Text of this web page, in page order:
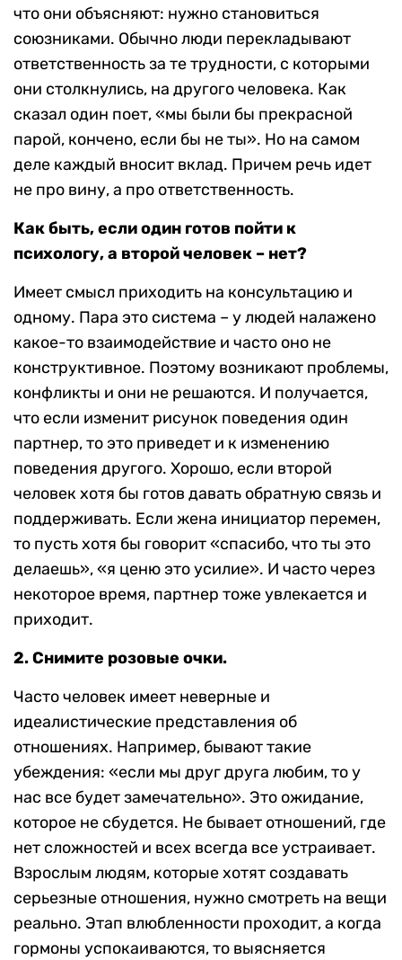
что они объясняют: нужно становиться
союзниками. Обычно люди перекладывают
ответственность за те трудности, с которыми
они столкнулись, на другого человека. Как
сказал один поет, «мы были бы прекрасной
парой, кончено, если бы не ты». Но на самом
деле каждый вносит вклад. Причем речь идет
не про вину, а про ответственность.
Как быть, если один готов пойти к
психологу, а второй человек – нет?
Имеет смысл приходить на консультацию и
одному. Пара это система – у людей налажено
какое-то взаимодействие и часто оно не
конструктивное. Поэтому возникают проблемы,
конфликты и они не решаются. И получается,
что если изменит рисунок поведения один
партнер, то это приведет и к изменению
поведения другого. Хорошо, если второй
человек хотя бы готов давать обратную связь и
поддерживать. Если жена инициатор перемен,
то пусть хотя бы говорит «спасибо, что ты это
делаешь», «я ценю это усилие». И часто через
некоторое время, партнер тоже увлекается и
приходит.
2. Снимите розовые очки.
Часто человек имеет неверные и
идеалистические представления об
отношениях. Например, бывают такие
убеждения: «если мы друг друга любим, то у
нас все будет замечательно». Это ожидание,
которое не сбудется. Не бывает отношений, где
нет сложностей и всех всегда все устраивает.
Взрослым людям, которые хотят создавать
серьезные отношения, нужно смотреть на вещи
реально. Этап влюбленности проходит, а когда
гормоны успокаиваются, то выясняется